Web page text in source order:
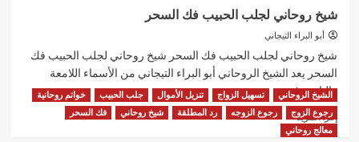
السحر
المدفون
فك
سحر
شيخ روحاني لجلب الحبيب فك السحر
أبو البراء التيجاني
شيخ روحاني لجلب الحبيب فك السحر شيخ روحاني لجلب الحبيب فك
السحر يعد الشيخ الروحاني أبو البراء التيجاني من الأسماء اللامعة
والبارزة في...
إقرأ المزيداقرأ
المزيد
الشيخ الروحاني تسهيل الزواج تنزيل الأموال جلب الحبيب
خواتم روحانية
رجوع الزوج
رجوع الزوجه رد المطلقة شيخ روحاني
فك السحر
معالج روحاني